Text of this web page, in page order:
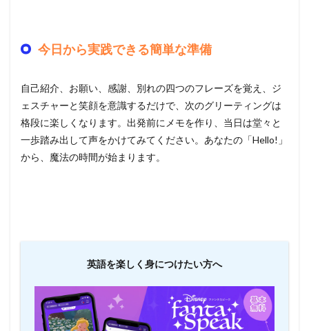
今日から実践できる簡単な準備
自己紹介、お願い、感謝、別れの四つのフレーズを覚え、ジ
ェスチャーと笑顔を意識するだけで、次のグリーティングは
格段に楽しくなります。出発前にメモを作り、当日は堂々と
一歩踏み出して声をかけてみてください。あなたの「Hello!」
から、魔法の時間が始まります。
英語を楽しく身につけたい方へ